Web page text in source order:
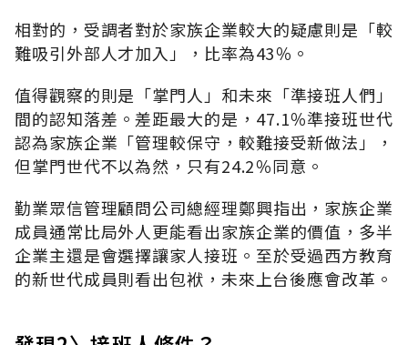
相對的，受調者對於家族企業較大的疑慮則是「較
難吸引外部人才加入」，比率為43％。
值得觀察的則是「掌門人」和未來「準接班人們」
間的認知落差。差距最大的是，47.1％準接班世代
認為家族企業「管理較保守，較難接受新做法」，
但掌門世代不以為然，只有24.2％同意。
勤業眾信管理顧問公司總經理鄭興指出，家族企業
成員通常比局外人更能看出家族企業的價值，多半
企業主還是會選擇讓家人接班。至於受過西方教育
的新世代成員則看出包袱，未來上台後應會改革。